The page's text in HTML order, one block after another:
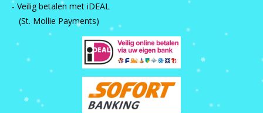
- Veilig betalen met iDEAL
(St. Mollie Payments)